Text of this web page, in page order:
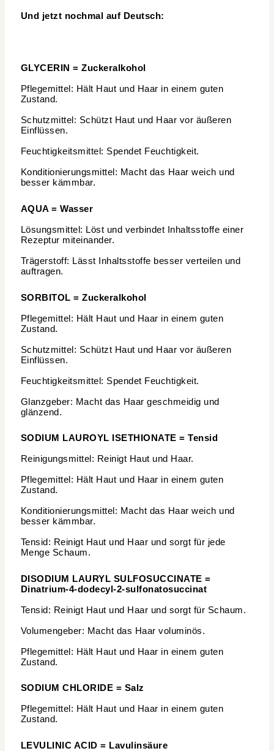
Und jetzt nochmal auf Deutsch:
GLYCERIN = Zuckeralkohol
Pflegemittel: Hält Haut und Haar in einem guten
Zustand.
Schutzmittel: Schützt Haut und Haar vor äußeren
Einflüssen.
Feuchtigkeitsmittel: Spendet Feuchtigkeit.
Konditionierungsmittel: Macht das Haar weich und
besser kämmbar.
AQUA = Wasser
Lösungsmittel: Löst und verbindet Inhaltsstoffe einer
Rezeptur miteinander.
Trägerstoff: Lässt Inhaltsstoffe besser verteilen und
auftragen.
SORBITOL = Zuckeralkohol
Pflegemittel: Hält Haut und Haar in einem guten
Zustand.
Schutzmittel: Schützt Haut und Haar vor äußeren
Einflüssen.
Feuchtigkeitsmittel: Spendet Feuchtigkeit.
Glanzgeber: Macht das Haar geschmeidig und
glänzend.
SODIUM LAUROYL ISETHIONATE = Tensid
Reinigungsmittel: Reinigt Haut und Haar.
Pflegemittel: Hält Haut und Haar in einem guten
Zustand.
Konditionierungsmittel: Macht das Haar weich und
besser kämmbar.
Tensid: Reinigt Haut und Haar und sorgt für jede
Menge Schaum.
DISODIUM LAURYL SULFOSUCCINATE =
Dinatrium-4-dodecyl-2-sulfonatosuccinat
Tensid: Reinigt Haut und Haar und sorgt für Schaum.
Volumengeber: Macht das Haar voluminös.
Pflegemittel: Hält Haut und Haar in einem guten
Zustand.
SODIUM CHLORIDE = Salz
Pflegemittel: Hält Haut und Haar in einem guten
Zustand.
LEVULINIC ACID = Lavulinsäure